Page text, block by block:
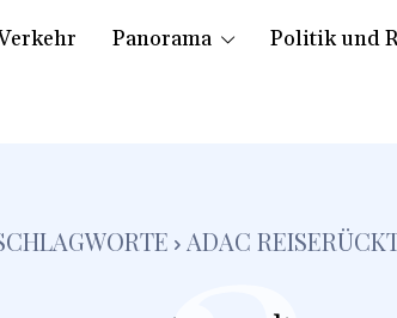
Panorama Politik und
ADAC